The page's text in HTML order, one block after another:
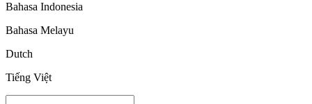
Bahasa Indonesia
Bahasa Melayu
Dutch
Tiếng Việt